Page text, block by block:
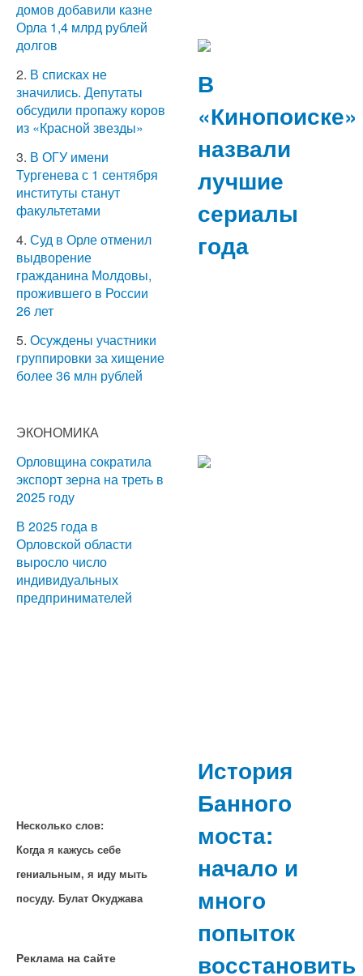
домов добавили казне
Орла 1,4 млрд рублей
долгов
2. В списках не
значились. Депутаты
обсудили пропажу коров
из «Красной звезды»
3. В ОГУ имени
Тургенева с 1 сентября
институты станут
факультетами
4. Суд в Орле отменил
выдворение
гражданина Молдовы,
прожившего в России
26 лет
5. Осуждены участники
группировки за хищение
более 36 млн рублей
ЭКОНОМИКА
Орловщина сократила
экспорт зерна на треть в
2025 году
В 2025 года в
Орловской области
выросло число
индивидуальных
предпринимателей
Несколько слов:
Когда я кажусь себе
гениальным, я иду мыть
посуду. Булат Окуджава
Реклама на cайте
В
«Кинопоиске»
назвали
лучшие
сериалы
года
История
Банного
моста:
начало и
много
попыток
восстановить